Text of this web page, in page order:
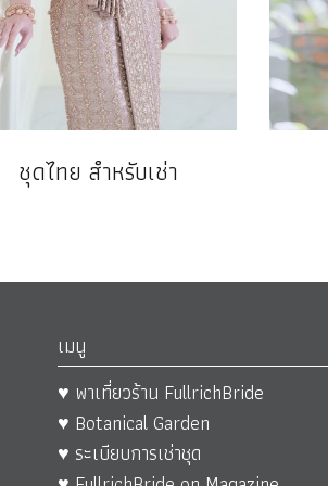
ชุดไทย สำหรับเช่า
เมนู
♥ พาเที่ยวร้าน FullrichBride
♥ Botanical Garden
♥ ระเบียบการเช่าชุด